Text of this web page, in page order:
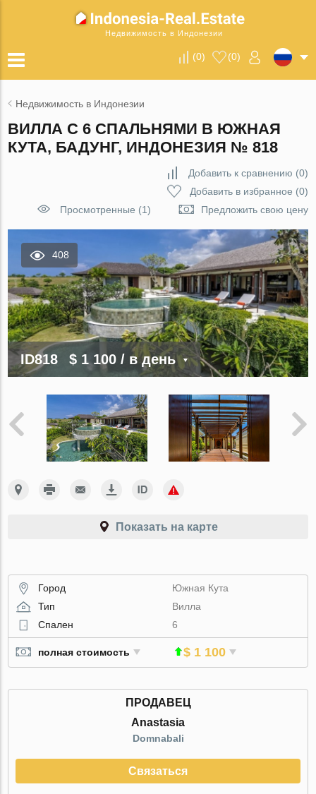
Недвижимость в Индонезии
(0) (0)
Недвижимость в Индонезии
ВИЛЛА С 6 СПАЛЬНЯМИ В ЮЖНАЯ
КУТА, БАДУНГ, ИНДОНЕЗИЯ № 818
Добавить к сравнению (0)
Добавить в избранное (0)
Просмотренные (1)
Предложить свою цену
408
ID818 $ 1 100/ в день
Показать на карте
Город
Южная Кута
Тип
Вилла
Спален
6
полная стоимость $ 1 100
ПРОДАВЕЦ
Anastasia
Domnabali
Связаться